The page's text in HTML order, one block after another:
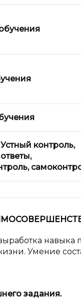
контроль,
ответы,
Умение
задания.